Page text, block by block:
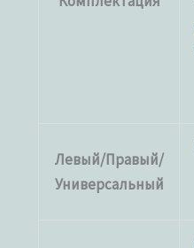
Левый/Правый/
Универсальный